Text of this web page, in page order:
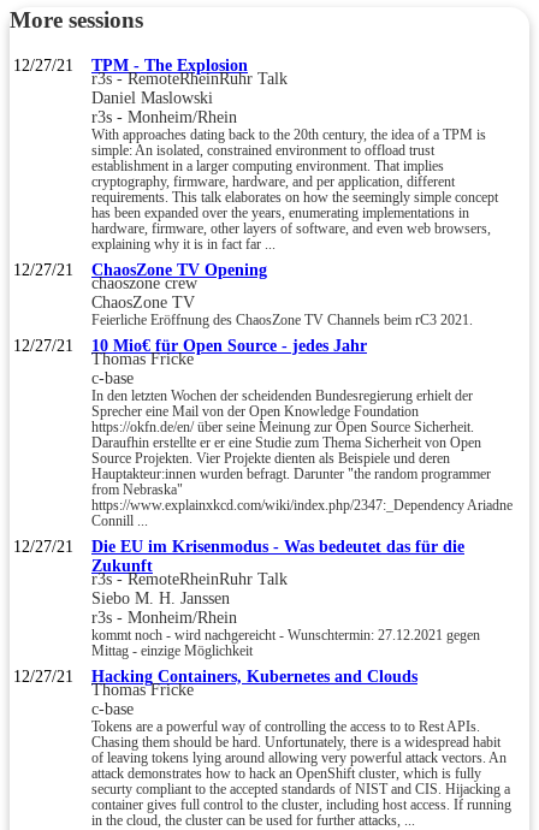
More sessions
12/27/21 TPM - The Explosion
r3s - RemoteRheinRuhr Talk
Daniel Maslowski
r3s - Monheim/Rhein
With approaches dating back to the 20th century, the idea of a TPM is
simple: An isolated, constrained environment to offload trust
establishment in a larger computing environment. That implies
cryptography, firmware, hardware, and per application, different
requirements. This talk elaborates on how the seemingly simple concept
has been expanded over the years, enumerating implementations in
hardware, firmware, other layers of software, and even web browsers,
explaining why it is in fact far ...
12/27/21 ChaosZone TV Opening
chaoszone crew
ChaosZone TV
Feierliche Eröffnung des ChaosZone TV Channels beim rC3 2021.
12/27/21 10 Mio€ für Open Source - jedes Jahr
Thomas Fricke
c-base
In den letzten Wochen der scheidenden Bundesregierung erhielt der
Sprecher eine Mail von der Open Knowledge Foundation
https://okfn.de/en/ über seine Meinung zur Open Source Sicherheit.
Daraufhin erstellte er er eine Studie zum Thema Sicherheit von Open
Source Projekten. Vier Projekte dienten als Beispiele und deren
Hauptakteur:innen wurden befragt. Darunter "the random programmer
from Nebraska"
https://www.explainxkcd.com/wiki/index.php/2347:_Dependency Ariadne
Connill ...
12/27/21
Die EU im Krisenmodus - Was bedeutet das für die
Zukunft
r3s - RemoteRheinRuhr Talk
Siebo M. H. Janssen
r3s - Monheim/Rhein
kommt noch - wird nachgereicht - Wunschtermin: 27.12.2021 gegen
Mittag - einzige Möglichkeit
12/27/21 Hacking Containers, Kubernetes and Clouds
Thomas Fricke
c-base
Tokens are a powerful way of controlling the access to to Rest APIs.
Chasing them should be hard. Unfortunately, there is a widespread habit
of leaving tokens lying around allowing very powerful attack vectors. An
attack demonstrates how to hack an OpenShift cluster, which is fully
securty compliant to the accepted standards of NIST and CIS. Hijacking a
container gives full control to the cluster, including host access. If running
in the cloud, the cluster can be used for further attacks, ...